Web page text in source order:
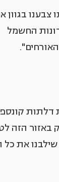
בגוון
החשמל
דלתות
באזור הזה
את כל